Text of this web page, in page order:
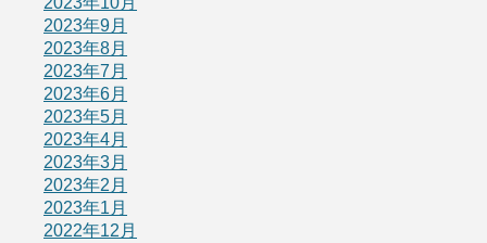
2023年9月
2023年8月
2023年7月
2023年6月
2023年5月
2023年4月
2023年3月
2023年2月
2023年1月
2022年12月